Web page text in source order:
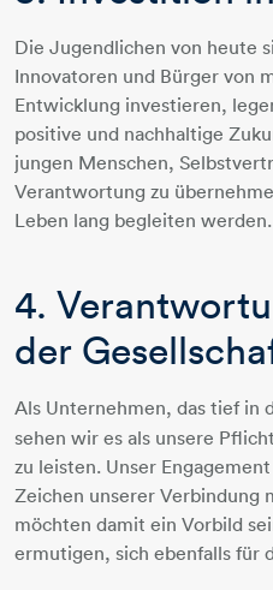
Die Jugendlichen von heute
Innovatoren und Bürger von
Entwicklung investieren,
positive und nachhaltige
jungen Menschen,
Verantwortung zu
Leben lang begleiten werden.
4.
der
Als Unternehmen, das tief in
sehen wir es als unsere
zu leisten. Unser
Zeichen unserer Verbindung
möchten damit ein Vorbild
ermutigen, sich ebenfalls für